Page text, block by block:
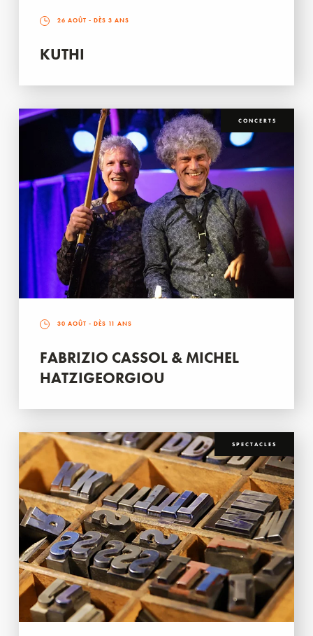
26 AOÛT - DÈS 3 ANS
KUTHI
CONCERTS
30 AOÛT - DÈS 11 ANS
FABRIZIO CASSOL & MICHEL
HATZIGEORGIOU
SPECTACLES